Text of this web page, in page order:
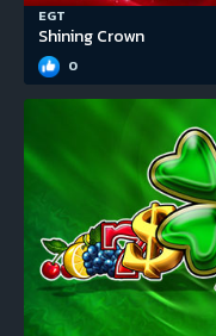
EGT
Shining Crown
0